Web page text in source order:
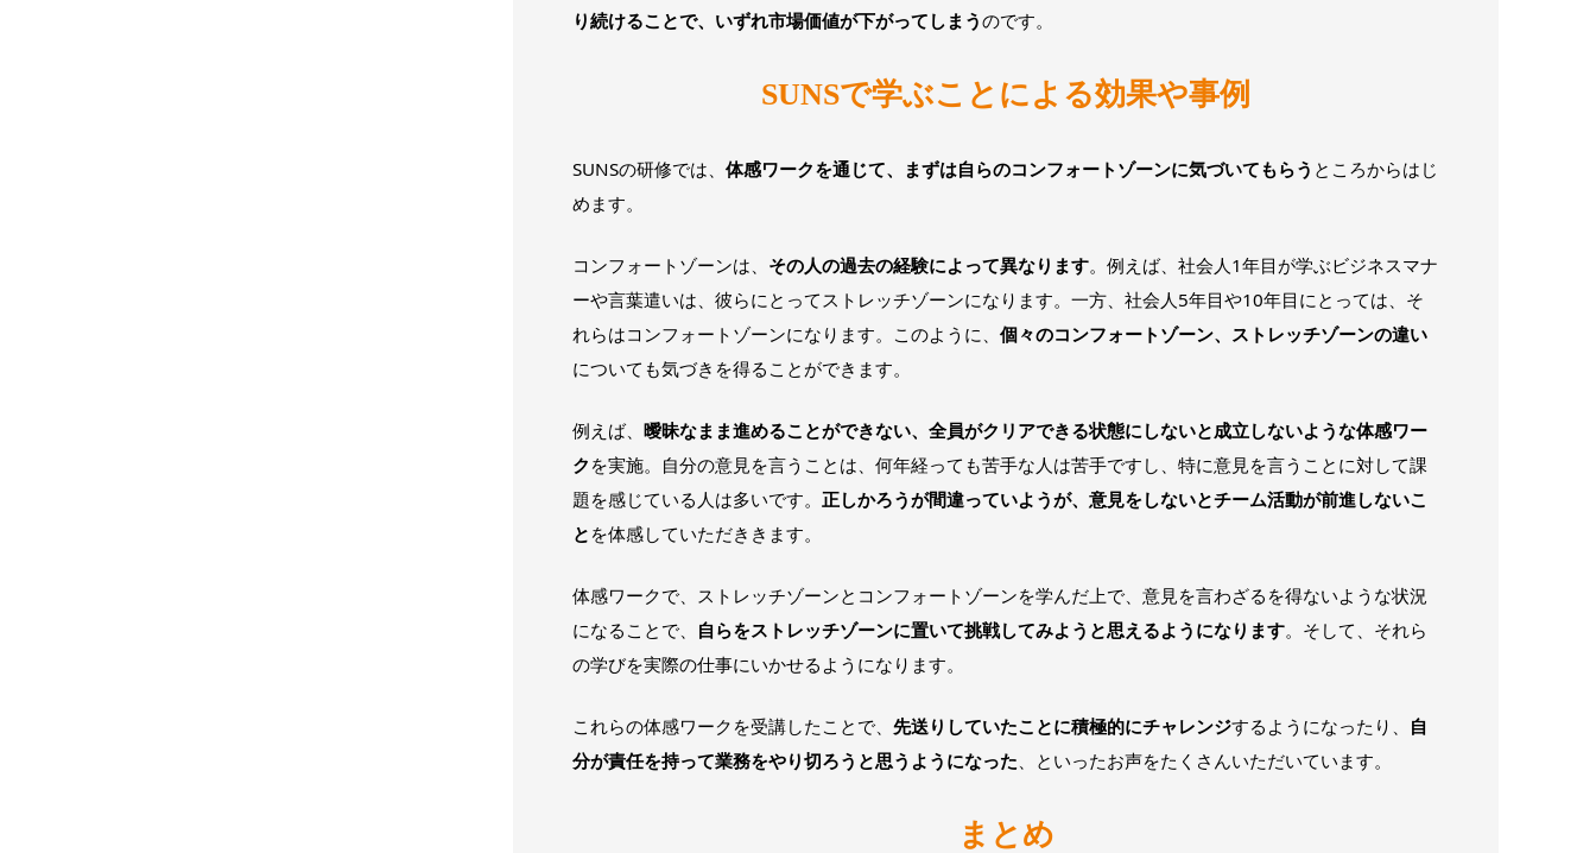
り続けることで、いずれ市場価値が下がってしまうのです。
SUNSで学ぶことによる効果や事例
SUNSの研修では、体感ワークを通じて、まずは自らのコンフォートゾーンに気づいてもらう ところからはじ
めます。
コンフォートゾーンは、 その人の過去の経験によって異なります。例えば、社会人1年目が学ぶビジネスマナ
ーや言葉遣いは、彼らにとってストレッチゾーンになります。一方、社会人5年目や10年目にとっては、そ
れらはコンフォートゾーンになります。このように、個々のコンフォートゾーン、ストレッチゾーンの違い
についても気づきを得ることができます。
例えば、曖昧なまま進めることができない、全員がクリアできる状態にしないと成立しないような体感ワー
ク を実施。自分の意見を言うことは、何年経っても苦手な人は苦手ですし、特に意見を言うことに対して課
題を感じている人は多いです。正しかろうが間違っていようが、意見をしないとチーム活動が前進しないこ
と を体感していただききます。
体感ワークで、ストレッチゾーンとコンフォートゾーンを学んだ上で、意見を言わざるを得ないような状況
になることで、 自らをストレッチゾーンに置いて挑戦してみようと思えるようになります。そして、それら
の学びを実際の仕事にいかせるようになります。
これらの体感ワークを受講したことで、先送りしていたことに積極的にチャレンジするようになったり、 自
分が責任を持って業務をやり切ろうと思うようになった 、といったお声をたくさんいただいています。
まとめ